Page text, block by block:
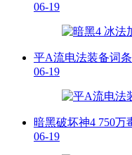
06-19
平A流电法装备词
06-19
暗黑破坏神4 750万
06-19